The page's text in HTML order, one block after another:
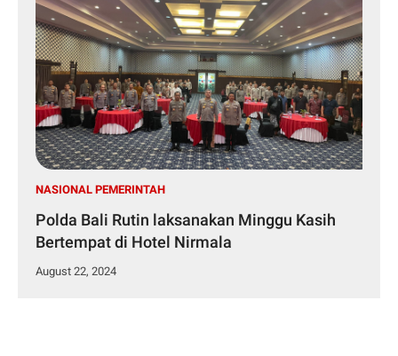
NASIONAL PEMERINTAH
Polda Bali Rutin laksanakan Minggu Kasih
Bertempat di Hotel Nirmala
August 22, 2024